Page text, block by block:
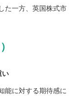
た一方、英国株式市
い
能に対する期待感に